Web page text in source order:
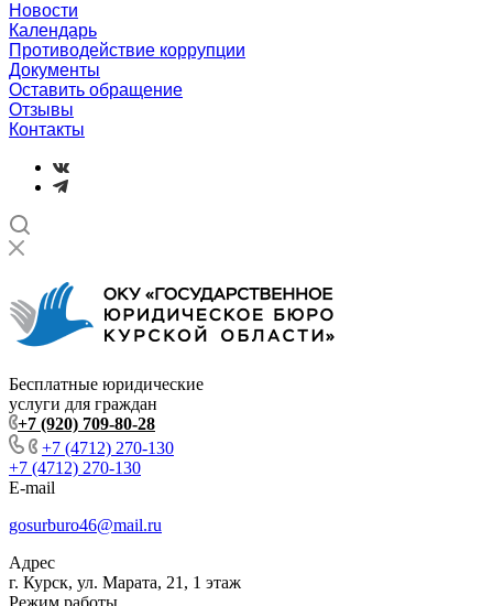
Новости
Календарь
Противодействие коррупции
Документы
Оставить обращение
Отзывы
Контакты
Бесплатные юридические
услуги для граждан
+7 (920) 709-80-28
+7 (4712) 270-130
+7 (4712) 270-130
E-mail
gosurburo46@mail.ru
Адрес
г. Курск, ул. Марата, 21, 1 этаж
Режим работы